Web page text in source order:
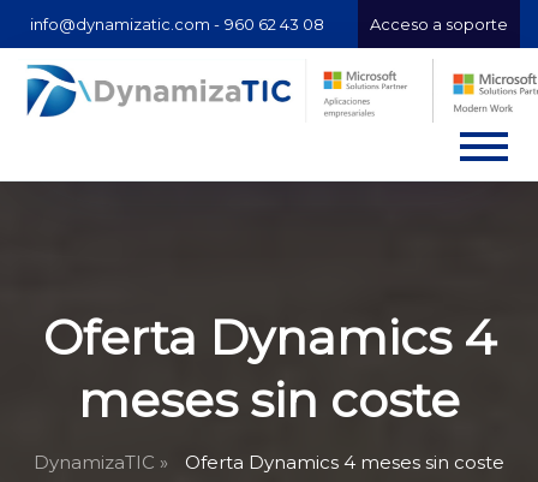
info@dynamizatic.com - 960 62 43 08 Acceso a soporte
Oferta Dynamics 4
meses sin coste
DynamizaTIC » Oferta Dynamics 4 meses sin coste